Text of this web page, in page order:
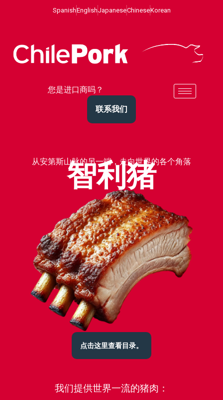
SpanishEnglishJapaneseChineseKorean
您是进口商吗？
联系我们
从安第斯山脉的另一端，走向世界的各个角落
智利猪
点击这里查看目录。
我们提供世界一流的猪肉：